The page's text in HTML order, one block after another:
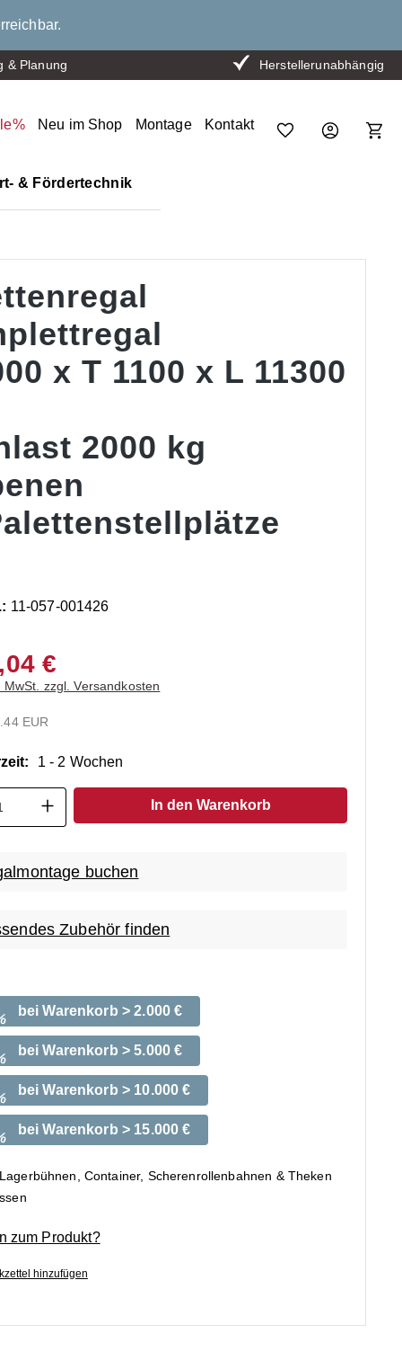
& Planung Herstellerunabhängig
Neu im Shop Montage Kontakt
& Fördertechnik
x T 1100 x L 11300
2000 kg
11-057-001426
€
MwSt. zzgl. Versandkosten
EUR
1 - 2 Wochen
Anzahl: Gib den gewünschten Wert ein
In den Warenkorb
buchen
Zubehör finden
bei Warenkorb > 2.000 €
bei Warenkorb > 5.000 €
bei Warenkorb > 10.000 €
bei Warenkorb > 15.000 €
Container, Scherenrollenbahnen & Theken
zum Produkt?
hinzufügen